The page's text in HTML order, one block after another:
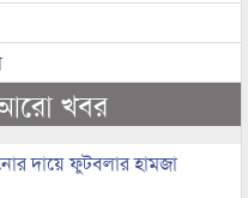
খবর
দায়ে ফুটবলার হামজা